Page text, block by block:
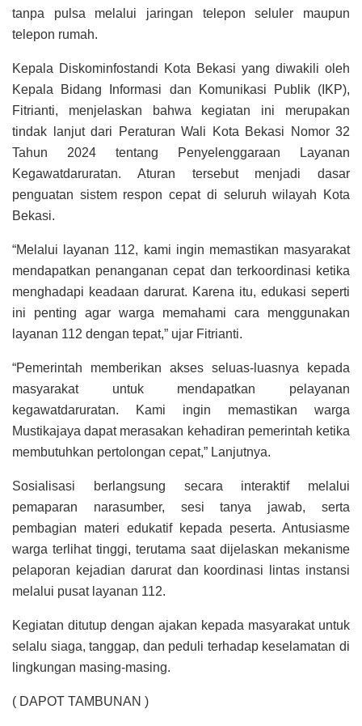
tanpa pulsa melalui jaringan telepon seluler maupun
telepon rumah.
Kepala Diskominfostandi Kota Bekasi yang diwakili oleh
Kepala Bidang Informasi dan Komunikasi Publik (IKP),
Fitrianti, menjelaskan bahwa kegiatan ini merupakan
tindak lanjut dari Peraturan Wali Kota Bekasi Nomor 32
Tahun 2024 tentang Penyelenggaraan Layanan
Kegawatdaruratan. Aturan tersebut menjadi dasar
penguatan sistem respon cepat di seluruh wilayah Kota
Bekasi.
“Melalui layanan 112, kami ingin memastikan masyarakat
mendapatkan penanganan cepat dan terkoordinasi ketika
menghadapi keadaan darurat. Karena itu, edukasi seperti
ini penting agar warga memahami cara menggunakan
layanan 112 dengan tepat,” ujar Fitrianti.
“Pemerintah memberikan akses seluas-luasnya kepada
masyarakat untuk mendapatkan pelayanan
kegawatdaruratan. Kami ingin memastikan warga
Mustikajaya dapat merasakan kehadiran pemerintah ketika
membutuhkan pertolongan cepat,” Lanjutnya.
Sosialisasi berlangsung secara interaktif melalui
pemaparan narasumber, sesi tanya jawab, serta
pembagian materi edukatif kepada peserta. Antusiasme
warga terlihat tinggi, terutama saat dijelaskan mekanisme
pelaporan kejadian darurat dan koordinasi lintas instansi
melalui pusat layanan 112.
Kegiatan ditutup dengan ajakan kepada masyarakat untuk
selalu siaga, tanggap, dan peduli terhadap keselamatan di
lingkungan masing-masing.
( DAPOT TAMBUNAN )